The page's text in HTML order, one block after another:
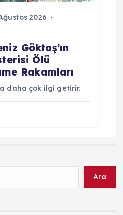
2026
Göktaş’ın
Ölü
Rakamları
daha çok ilgi getirir.
Ara